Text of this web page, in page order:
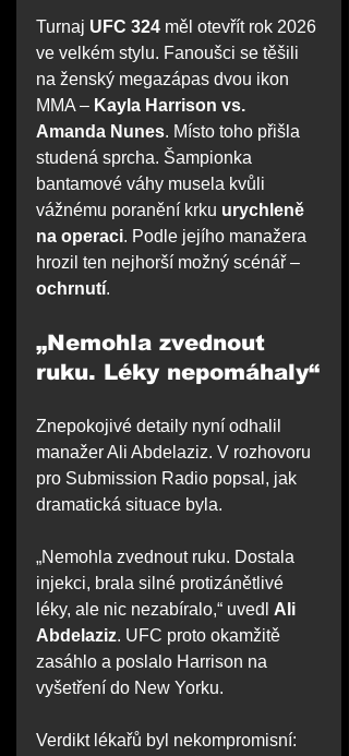
Turnaj UFC 324 měl otevřít rok 2026
ve velkém stylu. Fanoušci se těšili
na ženský megazápas dvou ikon
MMA – Kayla Harrison vs.
Amanda Nunes. Místo toho přišla
studená sprcha. Šampionka
bantamové váhy musela kvůli
vážnému poranění krku urychleně
na operaci. Podle jejího manažera
hrozil ten nejhorší možný scénář –
ochrnutí.
„Nemohla zvednout
ruku. Léky nepomáhaly“
Znepokojivé detaily nyní odhalil
manažer Ali Abdelaziz. V rozhovoru
pro Submission Radio popsal, jak
dramatická situace byla.
„Nemohla zvednout ruku. Dostala
injekci, brala silné protizánětlivé
léky, ale nic nezabíralo,“ uvedl Ali
Abdelaziz. UFC proto okamžitě
zasáhlo a poslalo Harrison na
vyšetření do New Yorku.
Verdikt lékařů byl nekompromisní: